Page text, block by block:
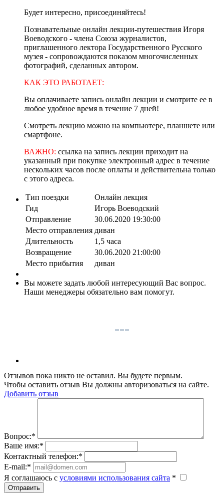
Будет интересно, присоединяйтесь!
Познавательные онлайн лекции-путешествия Игоря
Воеводского - члена Союза журналистов,
приглашенного лектора Государственного Русского
музея - сопровождаются показом многочисленных
фотографий, сделанных автором.
КАК ЭТО РАБОТАЕТ:
Вы оплачиваете запись онлайн лекции и смотрите ее в
любое удобное время в течение 7 дней!
Смотреть лекцию можно на компьютере, планшете или
смартфоне.
ВАЖНО: ссылка на запись лекции приходит на
указанный при покупке электронный адрес в течение
нескольких часов после оплаты и действительна только
с этого адреса.
Тип поездки
Онлайн лекция
Гид
Игорь Воеводский
Отправление
30.06.2020 19:30:00
Место отправления диван
Длительность
1,5 часа
Возвращение
30.06.2020 21:00:00
Место прибытия
диван
Вы можете задать любой интересующий Вас вопрос.
Наши менеджеры обязательно вам помогут.
Отзывов пока никто не оставил. Вы будете первым.
Чтобы оставить отзыв Вы должны авторизоваться на сайте.
Добавить отзыв
Вопрос:*
Ваше имя:*
Контактный телефон:*
E-mail:*
Я соглашаюсь c условиями использования сайта *
Отправить